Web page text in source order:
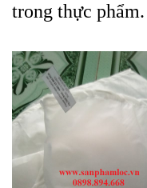
trong thực phẩm.